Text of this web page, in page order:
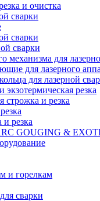
и очистка
сварки
сварки
сварки
механизма для
для лазерного
для лазерной
экзотермическая резка
строжка и резка
и резка
GOUGING &
и горелкам
сварки